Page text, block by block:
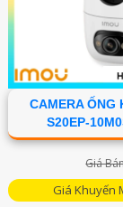
CAMERA ỐNG
S20EP-
Giá
Giá Khuyến